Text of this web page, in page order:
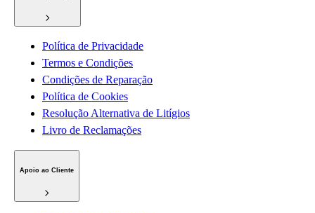
Política de Privacidade
Termos e Condições
Condições de Reparação
Política de Cookies
Resolução Alternativa de Litígios
Livro de Reclamações
Apoio ao Cliente